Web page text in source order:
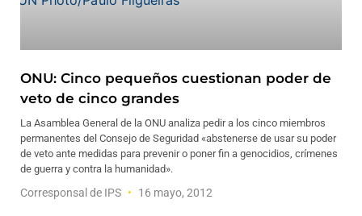
ONU: Cinco pequeños cuestionan poder de
veto de cinco grandes
La Asamblea General de la ONU analiza pedir a los cinco miembros
permanentes del Consejo de Seguridad «abstenerse de usar su poder
de veto ante medidas para prevenir o poner fin a genocidios, crímenes
de guerra y contra la humanidad».
Corresponsal de IPS 16 mayo, 2012